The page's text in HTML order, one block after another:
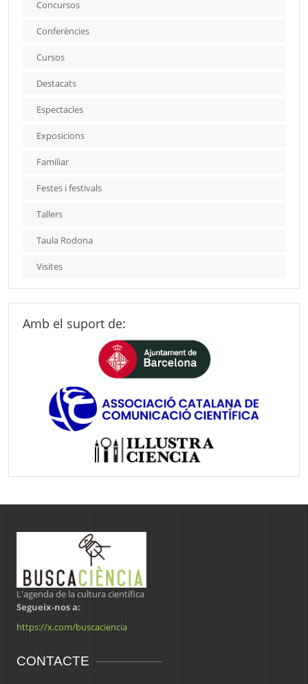
Concursos
Conferències
Cursos
Destacats
Espectacles
Exposicions
Familiar
Festes i festivals
Tallers
Taula Rodona
Visites
Amb el suport de:
L'agenda de la cultura científica
Segueix-nos a:
https://x.com/buscaciencia
CONTACTE